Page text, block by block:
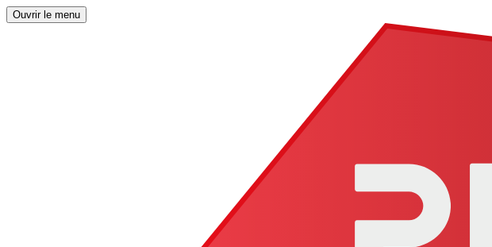
Ouvrir le menu